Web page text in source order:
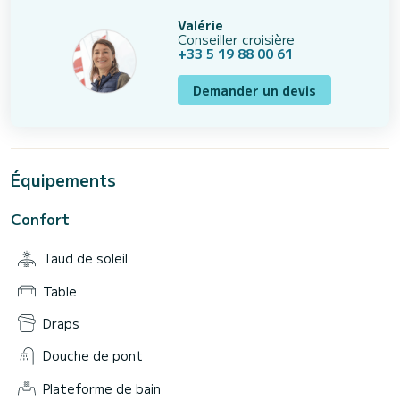
Valérie
Conseiller croisière
+33 5 19 88 00 61
Demander un devis
Équipements
Confort
Taud de soleil
Table
Draps
Douche de pont
Plateforme de bain